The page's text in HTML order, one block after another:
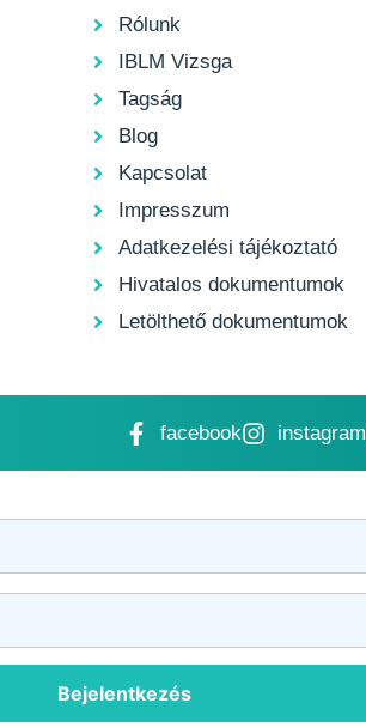
Rólunk
IBLM Vizsga
Tagság
Blog
Kapcsolat
Impresszum
Adatkezelési tájékoztató
Hivatalos dokumentumok
Letölthető dokumentumok
facebook instagram
Bejelentkezés